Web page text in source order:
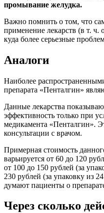
промывание желудка.
Важно помнить о том, что
применение лекарств (в т.
куда более серьезные
Аналоги
Наиболее
препарата «Пенталгин»
Данные лекарства
эффективность только при
медикамента «Пенталгин».
консультации с врачом.
Примерная стоимость
варьируется от 60 до 120
от 100 до 150 рублей (за
230 рублей (за упаковку из
думают пациенты о
Через сколько